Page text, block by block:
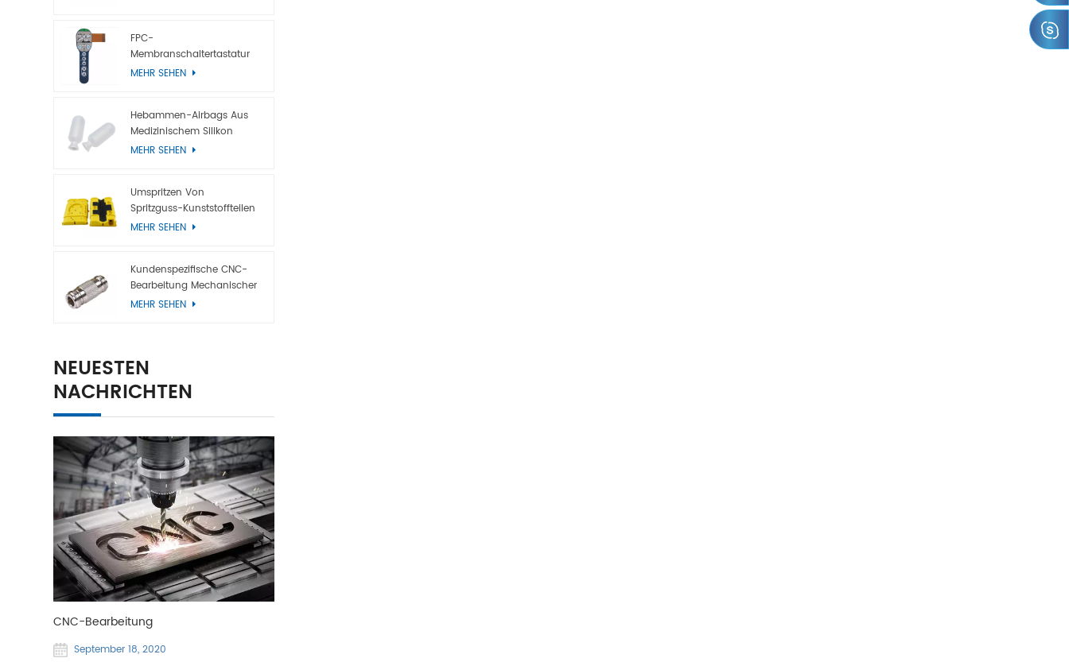
FPC-
Membranschaltertastatur
Mit Metallkuppel
MEHR SEHEN
Hebammen-Airbags Aus
Medizinischem Silikon
MEHR SEHEN
Umspritzen Von
Spritzguss-Kunststoffteilen
MEHR SEHEN
Kundenspezifische CNC-
Bearbeitung Mechanischer
Titanteile
MEHR SEHEN
NEUESTEN
NACHRICHTEN
CNC-Bearbeitung
September 18, 2020